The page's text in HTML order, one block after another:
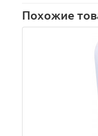
Похожие